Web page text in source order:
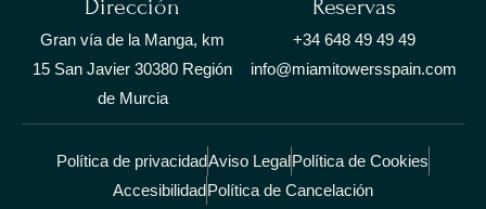
Dirección
Gran vía de la Manga, km
15 San Javier 30380 Región
de Murcia
Reservas
+34 648 49 49 49
info@miamitowersspain.com
Política de privacidadAviso LegalPolítica de Cookies
AccesibilidadPolítica de Cancelación